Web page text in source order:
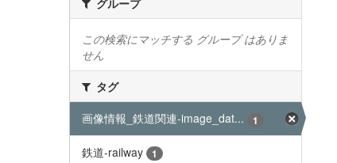
グループ
この検索にマッチする グループ はありま
せん
タグ
画像情報_鉄道関連-image_dat...
1
鉄道-railway 1